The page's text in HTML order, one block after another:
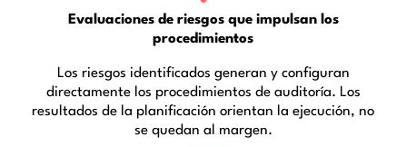
Evaluaciones de riesgos que impulsan los
procedimientos
Los riesgos identificados generan y configuran
directamente los procedimientos de auditoría. Los
resultados de la planificación orientan la ejecución, no
se quedan al margen.